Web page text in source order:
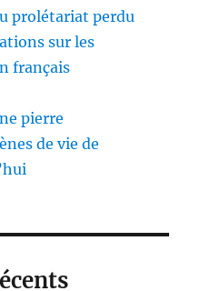
prolétariat perdu
sur les
français
pierre
de vie de